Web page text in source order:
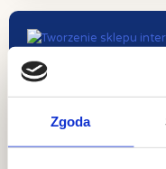
Zgoda